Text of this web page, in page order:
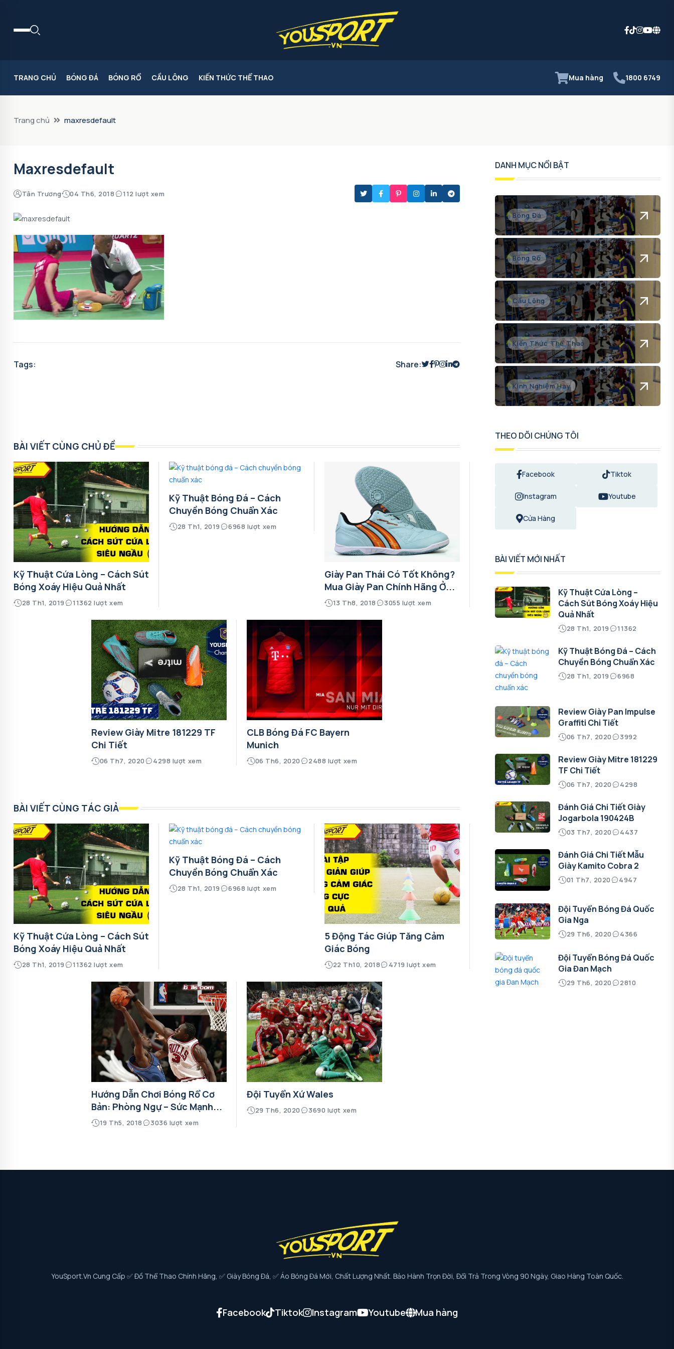
TRANG CHỦ BÓNG ĐÁ BÓNG RỔ CẦU LÔNG KIẾN THỨC THỂ THAO Mua hàng 1800 6749
Trang chủ maxresdefault
Maxresdefault
Tân Trương 04 Th6, 2018 112 lượt xem
Tags: Share:
BÀI VIẾT CÙNG CHỦ ĐỀ
Kỹ Thuật Cứa Lòng – Cách Sút
Bóng Xoáy Hiệu Quả Nhất
28 Th1, 2019 11362 lượt xem
Kỹ Thuật Bóng Đá – Cách
Chuyền Bóng Chuẩn Xác
28 Th1, 2019 6968 lượt xem
Giày Pan Thái Có Tốt Không?
Mua Giày Pan Chính Hãng Ở...
13 Th8, 2018 3055 lượt xem
Review Giày Mitre 181229 TF
Chi Tiết
06 Th7, 2020 4298 lượt xem
CLB Bóng Đá FC Bayern
Munich
06 Th6, 2020 2488 lượt xem
BÀI VIẾT CÙNG TÁC GIẢ
Kỹ Thuật Cứa Lòng – Cách Sút
Bóng Xoáy Hiệu Quả Nhất
28 Th1, 2019 11362 lượt xem
Kỹ Thuật Bóng Đá – Cách
Chuyền Bóng Chuẩn Xác
28 Th1, 2019 6968 lượt xem
5 Động Tác Giúp Tăng Cảm
Giác Bóng
22 Th10, 2018 4719 lượt xem
Hướng Dẫn Chơi Bóng Rổ Cơ
Bản: Phòng Ngự – Sức Mạnh...
19 Th5, 2018 3036 lượt xem
Đội Tuyển Xứ Wales
29 Th6, 2020 3690 lượt xem
DANH MỤC NỔI BẬT
Bóng Đá
Bóng Rổ
Cầu Lông
Kiến Thức Thể Thao
Kinh Nghiệm Hay
THEO DÕI CHÚNG TÔI
Facebook Tiktok
Instagram Youtube
Cửa Hàng
BÀI VIẾT MỚI NHẤT
Kỹ Thuật Cứa Lòng –
Cách Sút Bóng Xoáy Hiệu
Quả Nhất
28 Th1, 2019 11362
Kỹ Thuật Bóng Đá – Cách
Chuyền Bóng Chuẩn Xác
28 Th1, 2019 6968
Review Giày Pan Impulse
Graffiti Chi Tiết
06 Th7, 2020 3992
Review Giày Mitre 181229
TF Chi Tiết
06 Th7, 2020 4298
Đánh Giá Chi Tiết Giày
Jogarbola 190424B
03 Th7, 2020 4437
Đánh Giá Chi Tiết Mẫu
Giày Kamito Cobra 2
01 Th7, 2020 4947
Đội Tuyển Bóng Đá Quốc
Gia Nga
29 Th6, 2020 4366
Đội Tuyển Bóng Đá Quốc
Gia Đan Mạch
29 Th6, 2020 2810
YouSport.vn Cung Cấp ✅ Đồ Thể Thao Chính Hãng, ✅ Giày Bóng Đá, ✅ Áo Bóng Đá Mới, Chất Lượng Nhất. Bảo Hành Trọn Đời, Đổi Trả Trong Vòng 90 Ngày, Giao Hàng Toàn Quốc.
Facebook Tiktok Instagram Youtube Mua hàng